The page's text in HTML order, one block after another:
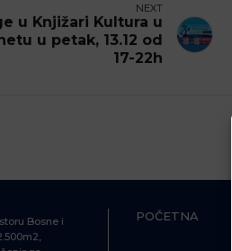
NEXT
u Knjižari Kultura u
u petak, 13.12 od
17-22h
Bosne i
POČETNA